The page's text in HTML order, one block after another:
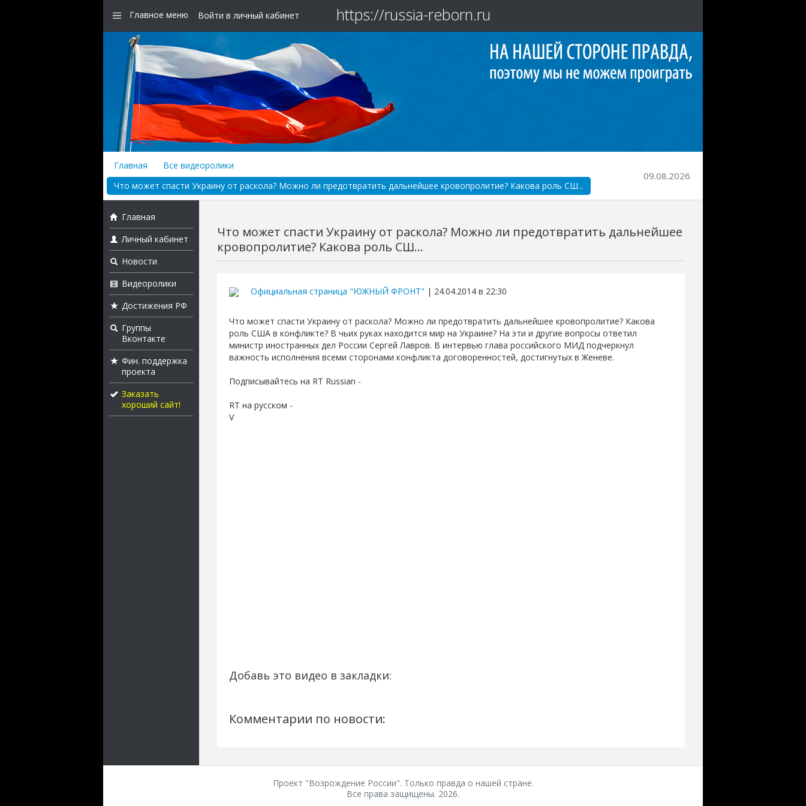
Главное меню Войти в личный кабинет https://russia-reborn.ru
Главная
Все видеоролики
Что может спасти Украину от раскола? Можно ли предотвратить дальнейшее кровопролитие? Какова роль СШ...
09.08.2026
Главная
Личный кабинет
Новости
Видеоролики
Достижения РФ
Группы
Вконтакте
Фин. поддержка
проекта
Заказать
хороший сайт!
Что может спасти Украину от раскола? Можно ли предотвратить дальнейшее
кровопролитие? Какова роль СШ...
Официальная страница "ЮЖНЫЙ ФРОНТ" | 24.04.2014 в 22:30
Что может спасти Украину от раскола? Можно ли предотвратить дальнейшее кровопролитие? Какова
роль США в конфликте? В чьих руках находится мир на Украине? На эти и другие вопросы ответил
министр иностранных дел России Сергей Лавров. В интервью глава российского МИД подчеркнул
важность исполнения всеми сторонами конфликта договоренностей, достигнутых в Женеве.
Подписывайтесь на RT Russian -
RT на русском -
V
Добавь это видео в закладки:
Комментарии по новости:
Проект "Возрождение России". Только правда о нашей стране.
Все права защищены. 2026.